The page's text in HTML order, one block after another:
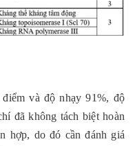
và độ nhạy 91%, độ
đã không tách biệt hoàn
hợp, do đó cần đánh giá